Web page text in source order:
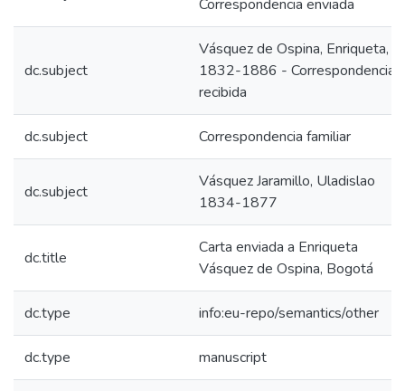
Correspondencia enviada
dc.subject
Vásquez de Ospina, Enriqueta,
1832-1886 - Correspondencia
recibida
dc.subject Correspondencia familiar
dc.subject
Vásquez Jaramillo, Uladislao
1834-1877
dc.title
Carta enviada a Enriqueta
Vásquez de Ospina, Bogotá
dc.type info:eu-repo/semantics/other
dc.type manuscript